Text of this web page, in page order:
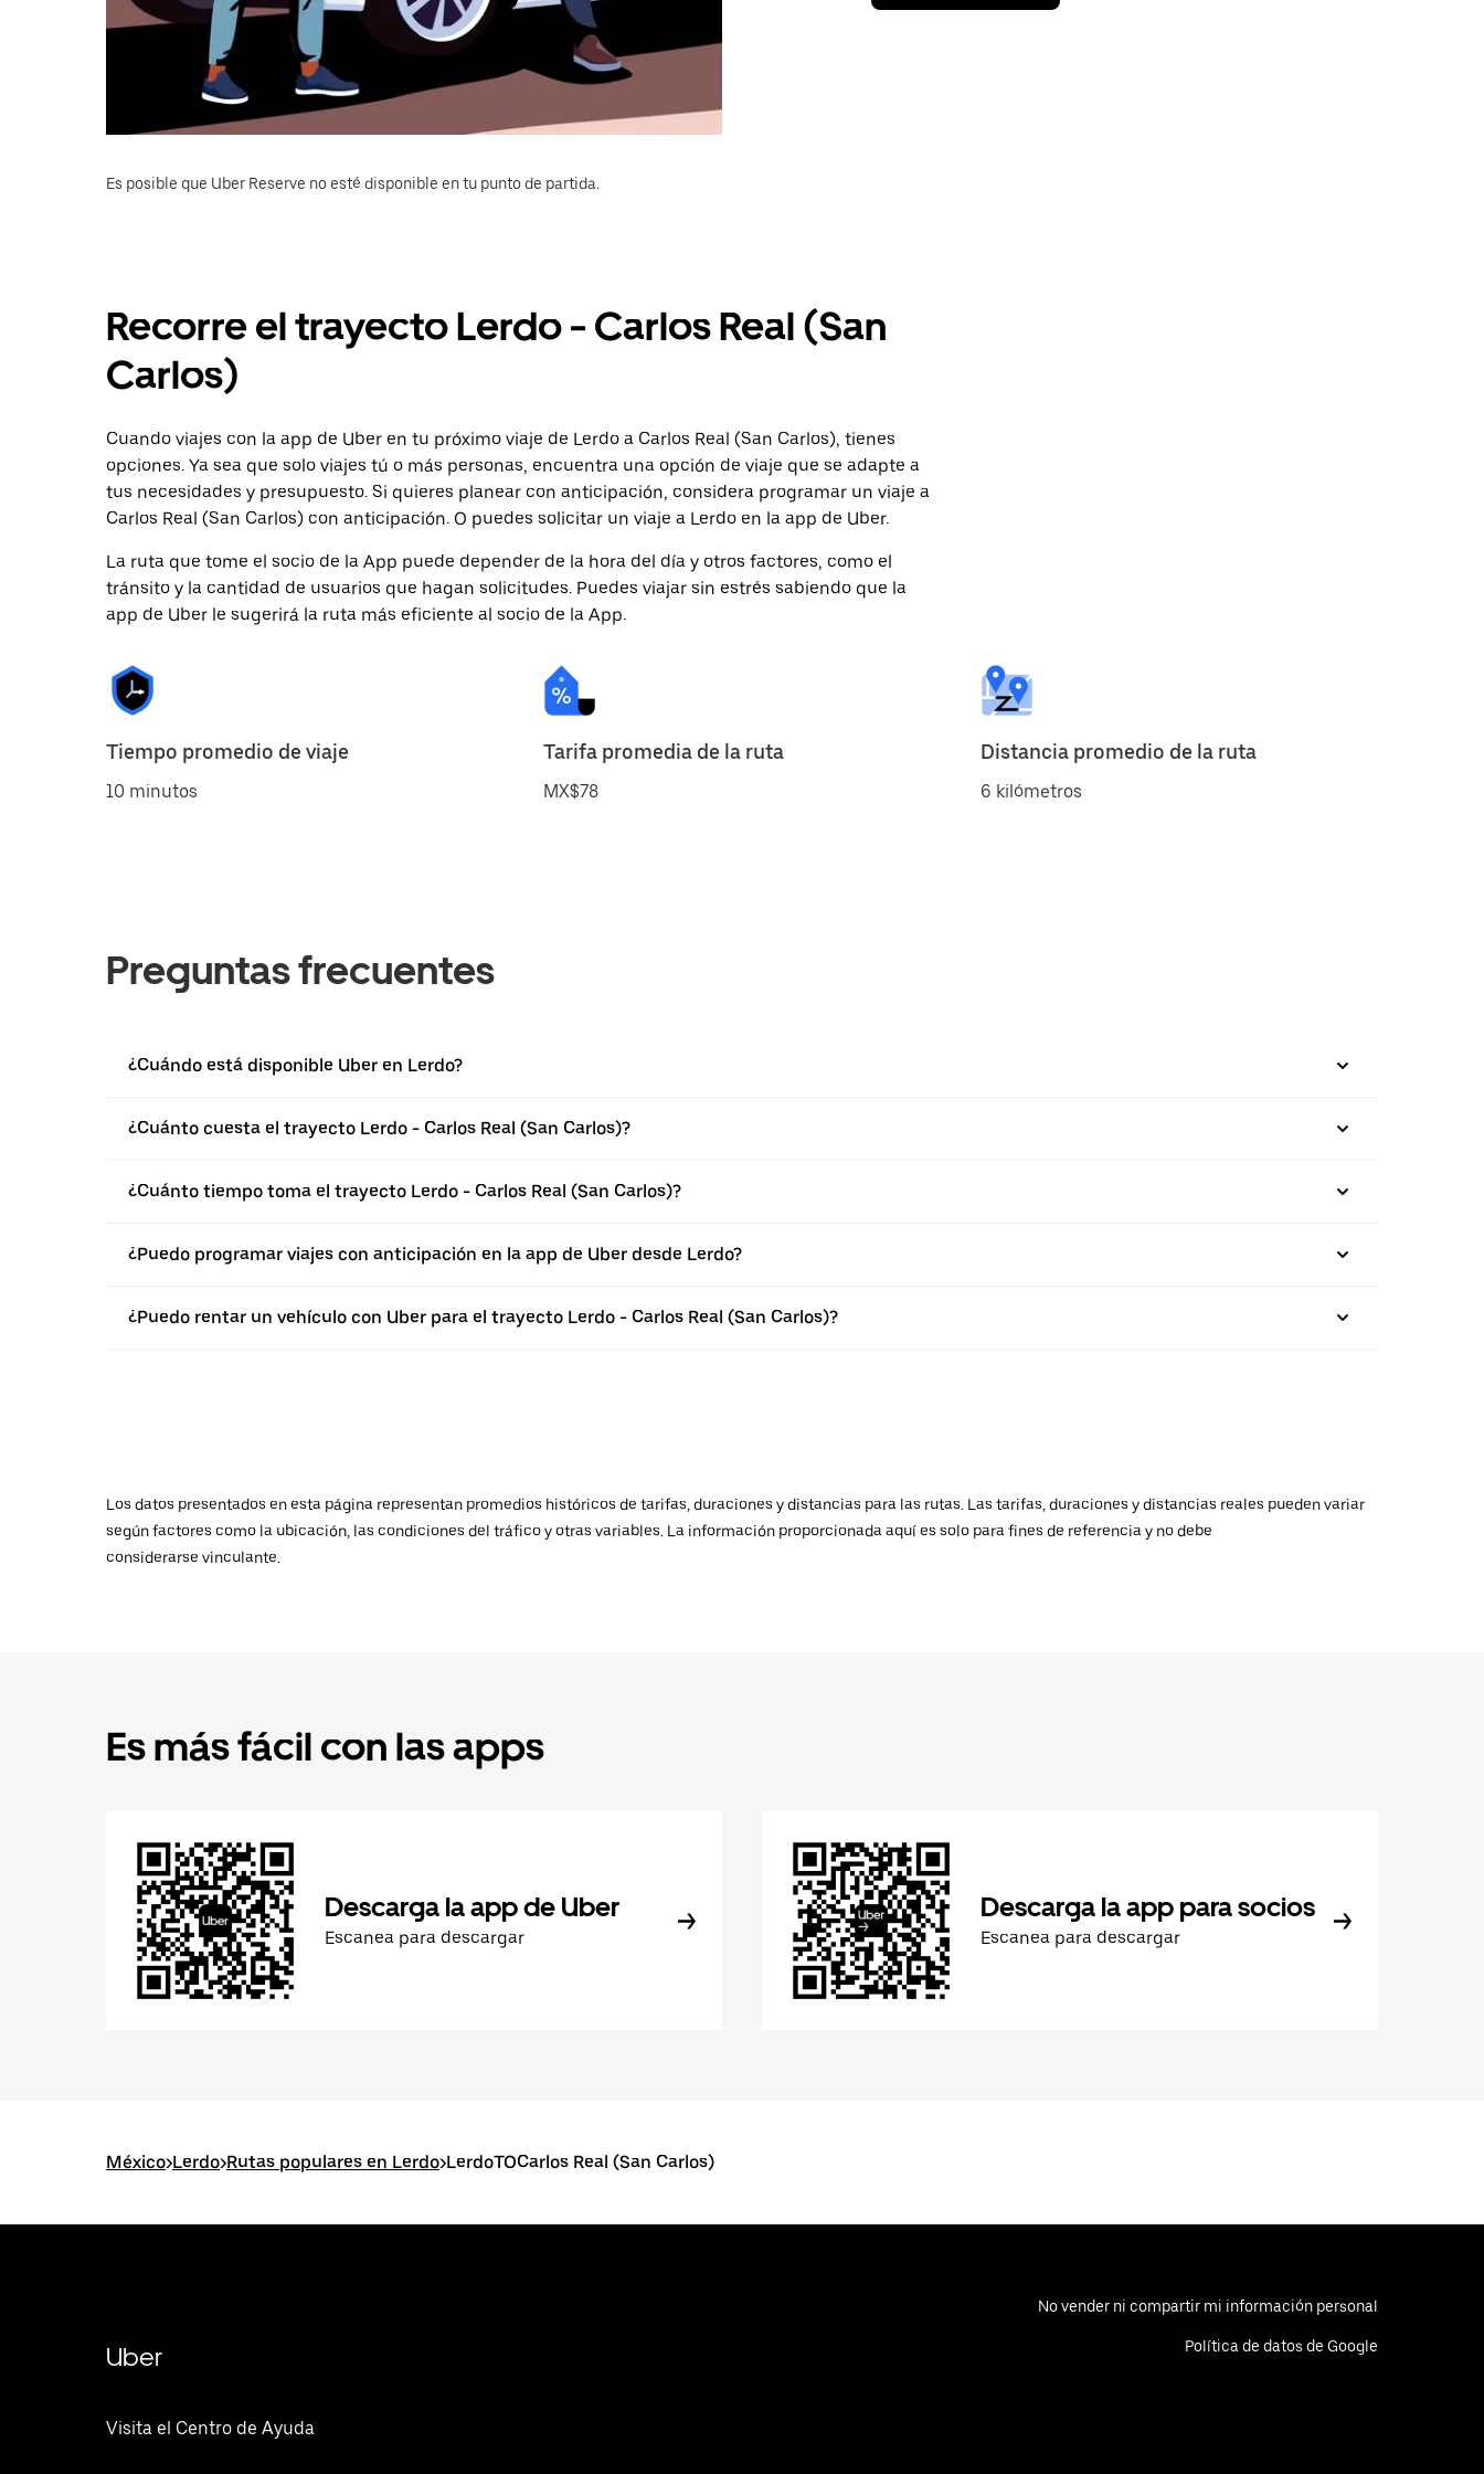
Es posible que Uber Reserve no esté disponible en tu punto de partida.
Recorre el trayecto Lerdo - Carlos Real (San
Carlos)
Cuando viajes con la app de Uber en tu próximo viaje de Lerdo a Carlos Real (San Carlos), tienes
opciones. Ya sea que solo viajes tú o más personas, encuentra una opción de viaje que se adapte a
tus necesidades y presupuesto. Si quieres planear con anticipación, considera programar un viaje a
Carlos Real (San Carlos) con anticipación. O puedes solicitar un viaje a Lerdo en la app de Uber.
La ruta que tome el socio de la App puede depender de la hora del día y otros factores, como el
tránsito y la cantidad de usuarios que hagan solicitudes. Puedes viajar sin estrés sabiendo que la
app de Uber le sugerirá la ruta más eficiente al socio de la App.
Tiempo promedio de viaje
10 minutos
Tarifa promedia de la ruta
MX$78
Distancia promedio de la ruta
6 kilómetros
Preguntas frecuentes
¿Cuándo está disponible Uber en Lerdo?
¿Cuánto cuesta el trayecto Lerdo - Carlos Real (San Carlos)?
¿Cuánto tiempo toma el trayecto Lerdo - Carlos Real (San Carlos)?
¿Puedo programar viajes con anticipación en la app de Uber desde Lerdo?
¿Puedo rentar un vehículo con Uber para el trayecto Lerdo - Carlos Real (San Carlos)?
Los datos presentados en esta página representan promedios históricos de tarifas, duraciones y distancias para las rutas. Las tarifas, duraciones y distancias reales pueden variar
según factores como la ubicación, las condiciones del tráfico y otras variables. La información proporcionada aquí es solo para fines de referencia y no debe
considerarse vinculante.
Es más fácil con las apps
Descarga la app de Uber
Escanea para descargar
Descarga la app para socios
Escanea para descargar
México>Lerdo>Rutas populares en Lerdo>LerdoTOCarlos Real (San Carlos)
Uber
Visita el Centro de Ayuda
No vender ni compartir mi información personal
Política de datos de Google